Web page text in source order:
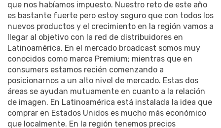
que nos habíamos impuesto. Nuestro reto de este año
es bastante fuerte pero estoy seguro que con todos los
nuevos productos y el crecimiento en la región vamos a
llegar al objetivo con la red de distribuidores en
Latinoamérica. En el mercado broadcast somos muy
conocidos como marca Premium; mientras que en
consumers estamos recién comenzando a
posicionarnos a un alto nivel de mercado. Estas dos
áreas se ayudan mutuamente en cuanto a la relación
de imagen. En Latinoamérica está instalada la idea que
comprar en Estados Unidos es mucho más económico
que localmente. En la región tenemos precios